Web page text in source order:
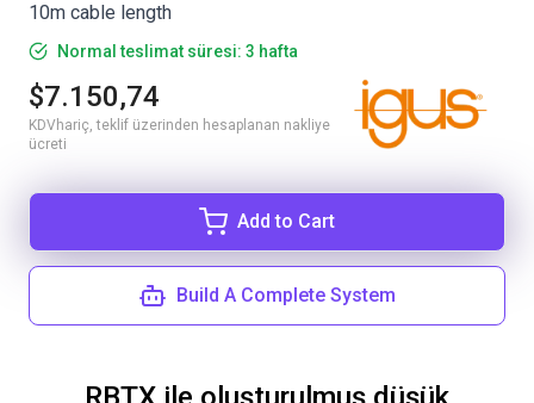
10m cable length
Normal teslimat süresi: 3 hafta
$7.150,74
KDVhariç, teklif üzerinden hesaplanan nakliye
ücreti
Add to Cart
Build A Complete System